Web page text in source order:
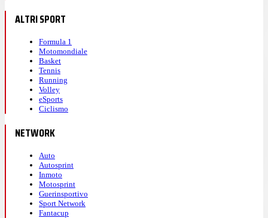
ALTRI SPORT
Formula 1
Motomondiale
Basket
Tennis
Running
Volley
eSports
Ciclismo
NETWORK
Auto
Autosprint
Inmoto
Motosprint
Guerinsportivo
Sport Network
Fantacup